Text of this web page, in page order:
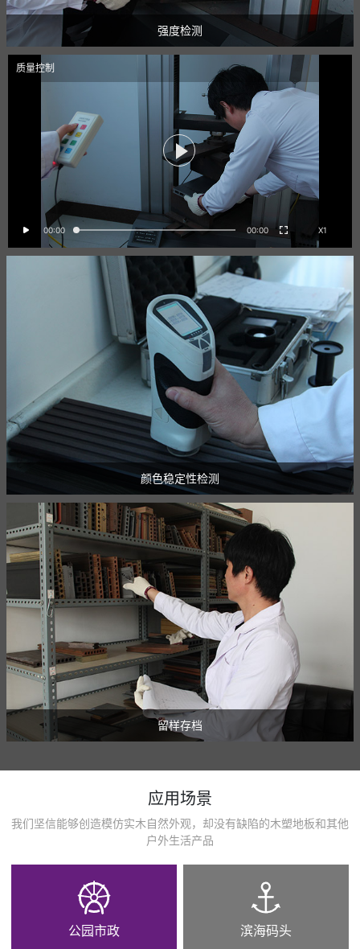
强度检测
00:00 00:00 X1
质量控制
颜色稳定性检测
留样存档
应用场景
我们坚信能够创造模仿实木自然外观，却没有缺陷的木塑地板和其他
户外生活产品
公园市政 滨海码头